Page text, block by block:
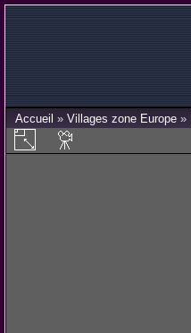
Accueil » Villages zone Europe »